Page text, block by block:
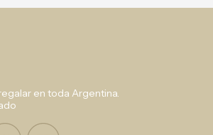
en toda Argentina.